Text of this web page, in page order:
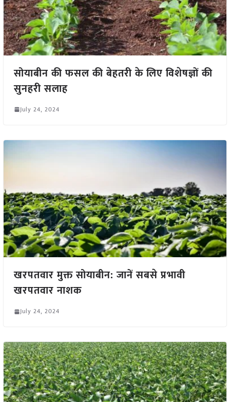
सोयाबीन की फसल की बेहतरी के लिए विशेषज्ञों की
सुनहरी सलाह
July 24, 2024
खरपतवार मुक्त सोयाबीन: जानें सबसे प्रभावी
खरपतवार नाशक
July 24, 2024